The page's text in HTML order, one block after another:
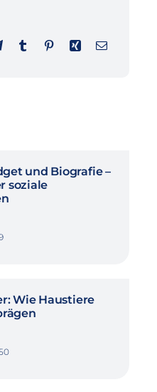
und Biografie –
soziale
Wie Haustiere